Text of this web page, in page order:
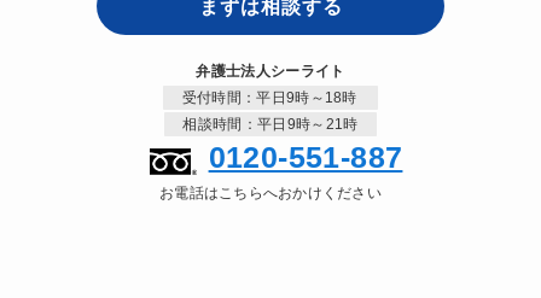
まずは相談する
弁護士法人シーライト
受付時間：平日9時～18時
相談時間：平日9時～21時
0120-551-887
お電話はこちらへおかけください